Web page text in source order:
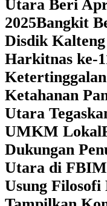
Utara Beri
2025‎Bangkit
Disdik
Harkitnas ke-
Ketahanan
Utara
UMKM Lokal
Dukungan
Utara di FBIM
Usung Filosofi